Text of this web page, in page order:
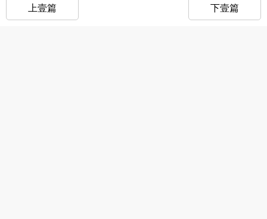
上壹篇 下壹篇